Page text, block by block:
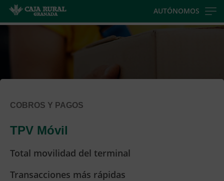
main
contentt
AUTÓNOMOS
COBROS Y PAGOS
TPV Móvil
Total movilidad del terminal
Transacciones más rápidas